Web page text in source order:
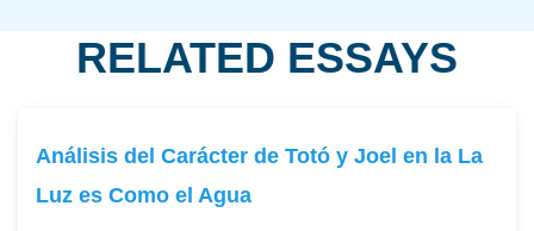
RELATED ESSAYS
Análisis del Carácter de Totó y Joel en la La
Luz es Como el Agua